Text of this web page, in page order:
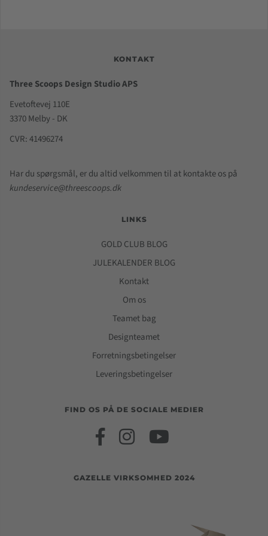
KONTAKT
Three Scoops Design Studio APS
Evetoftevej 110E
3370 Melby - DK
CVR: 41496274
Har du spørgsmål, er du altid velkommen til at kontakte os på
kundeservice@threescoops.dk
LINKS
GOLD CLUB BLOG
JULEKALENDER BLOG
Kontakt
Om os
Teamet bag
Designteamet
Forretningsbetingelser
Leveringsbetingelser
FIND OS PÅ DE SOCIALE MEDIER
GAZELLE VIRKSOMHED 2024